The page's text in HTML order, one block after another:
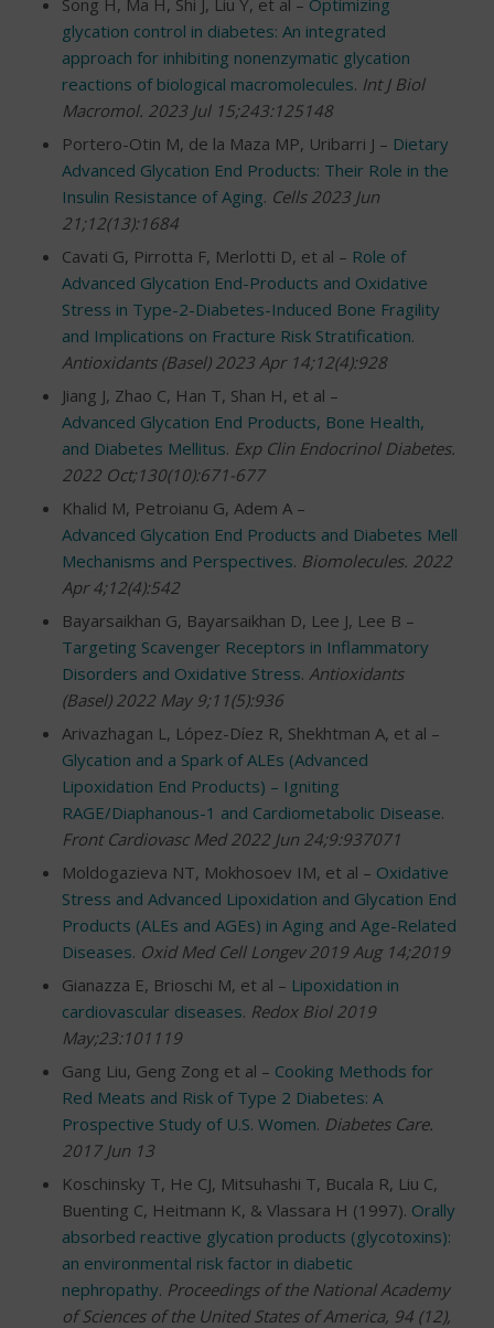
glycation control in diabetes: An integrated
approach for inhibiting nonenzymatic glycation
reactions of biological macromolecules. Int J Biol
Macromol. 2023 Jul 15;243:125148
Portero-Otin M, de la Maza MP, Uribarri J – Dietary
Advanced Glycation End Products: Their Role in the
Insulin Resistance of Aging. Cells 2023 Jun
21;12(13):1684
Cavati G, Pirrotta F, Merlotti D, et al – Role of
Advanced Glycation End-Products and Oxidative
Stress in Type-2-Diabetes-Induced Bone Fragility
and Implications on Fracture Risk Stratification.
Antioxidants (Basel) 2023 Apr 14;12(4):928
Jiang J, Zhao C, Han T, Shan H, et al –
Advanced Glycation End Products, Bone Health,
and Diabetes Mellitus. Exp Clin Endocrinol Diabetes.
2022 Oct;130(10):671-677
Khalid M, Petroianu G, Adem A –
Advanced Glycation End Products and Diabetes Mellitus:
Mechanisms and Perspectives. Biomolecules. 2022
Apr 4;12(4):542
Bayarsaikhan G, Bayarsaikhan D, Lee J, Lee B –
Targeting Scavenger Receptors in Inflammatory
Disorders and Oxidative Stress. Antioxidants
(Basel) 2022 May 9;11(5):936
Arivazhagan L, López-Díez R, Shekhtman A, et al –
Glycation and a Spark of ALEs (Advanced
Lipoxidation End Products) – Igniting
RAGE/Diaphanous-1 and Cardiometabolic Disease.
Front Cardiovasc Med 2022 Jun 24;9:937071
Moldogazieva NT, Mokhosoev IM, et al – Oxidative
Stress and Advanced Lipoxidation and Glycation End
Products (ALEs and AGEs) in Aging and Age-Related
Diseases. Oxid Med Cell Longev 2019 Aug 14;2019
Gianazza E, Brioschi M, et al – Lipoxidation in
cardiovascular diseases. Redox Biol 2019
May;23:101119
Gang Liu, Geng Zong et al – Cooking Methods for
Red Meats and Risk of Type 2 Diabetes: A
Prospective Study of U.S. Women. Diabetes Care.
2017 Jun 13
Koschinsky T, He CJ, Mitsuhashi T, Bucala R, Liu C,
Buenting C, Heitmann K, & Vlassara H (1997). Orally
absorbed reactive glycation products (glycotoxins):
an environmental risk factor in diabetic
nephropathy. Proceedings of the National Academy
of Sciences of the United States of America, 94 (12),